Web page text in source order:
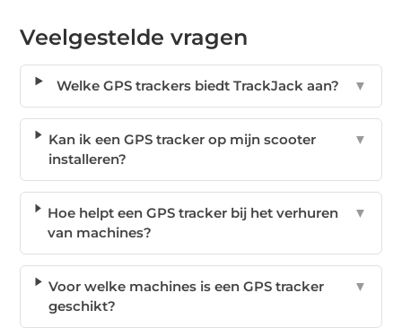
Veelgestelde vragen
Welke GPS trackers biedt TrackJack aan? ▼
Kan ik een GPS tracker op mijn scooter
installeren?
▼
Hoe helpt een GPS tracker bij het verhuren
van machines?
▼
Voor welke machines is een GPS tracker
geschikt?
▼